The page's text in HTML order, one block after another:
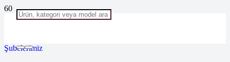
Şubelerimiz